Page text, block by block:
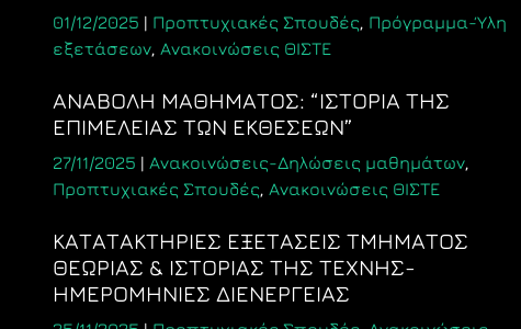
01/12/2025 | Προπτυχιακές Σπουδές, Πρόγραμμα-Ύλη
εξετάσεων, Ανακοινώσεις ΘΙΣΤΕ
ΑΝΑΒΟΛΗ ΜΑΘΗΜΑΤΟΣ: “ΙΣΤΟΡΙΑ ΤΗΣ
ΕΠΙΜΕΛΕΙΑΣ ΤΩΝ ΕΚΘΕΣΕΩΝ”
27/11/2025 | Ανακοινώσεις-Δηλώσεις μαθημάτων,
Προπτυχιακές Σπουδές, Ανακοινώσεις ΘΙΣΤΕ
ΚΑΤΑΤΑΚΤΗΡΙΕΣ ΕΞΕΤΑΣΕΙΣ ΤΜΗΜΑΤΟΣ
ΘΕΩΡΙΑΣ & ΙΣΤΟΡΙΑΣ ΤΗΣ ΤΕΧΝΗΣ-
ΗΜΕΡΟΜΗΝΙΕΣ ΔΙΕΝΕΡΓΕΙΑΣ